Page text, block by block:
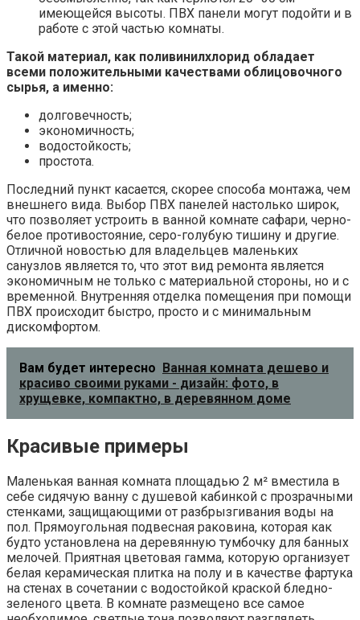
имеющейся высоты. ПВХ панели могут подойти и в
работе с этой частью комнаты.
Такой материал, как поливинилхлорид обладает
всеми положительными качествами облицовочного
сырья, а именно:
долговечность;
экономичность;
водостойкость;
простота.
Последний пункт касается, скорее способа монтажа, чем
внешнего вида. Выбор ПВХ панелей настолько широк,
что позволяет устроить в ванной комнате сафари, черно-
белое противостояние, серо-голубую тишину и другие.
Отличной новостью для владельцев маленьких
санузлов является то, что этот вид ремонта является
экономичным не только с материальной стороны, но и с
временной. Внутренняя отделка помещения при помощи
ПВХ происходит быстро, просто и с минимальным
дискомфортом.
Вам будет интересно
Ванная комната дешево и
красиво своими руками - дизайн: фото, в
хрущевке, компактно, в деревянном доме
Красивые примеры
Маленькая ванная комната площадью 2 м² вместила в
себе сидячую ванну с душевой кабинкой с прозрачными
стенками, защищающими от разбрызгивания воды на
пол. Прямоугольная подвесная раковина, которая как
будто установлена на деревянную тумбочку для банных
мелочей. Приятная цветовая гамма, которую организует
белая керамическая плитка на полу и в качестве фартука
на стенах в сочетании с водостойкой краской бледно-
зеленого цвета. В комнате размещено все самое